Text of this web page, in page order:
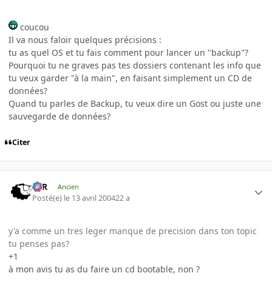
coucou
Il va nous faloir quelques précisions :
tu as quel OS et tu fais comment pour lancer un "backup"?
Pourquoi tu ne graves pas tes dossiers contenant les info que
tu veux garder "à la main", en faisant simplement un CD de
données?
Quand tu parles de Backup, tu veux dire un Gost ou juste une
sauvegarde de données?
Citer
KzR Ancien
Posté(e) le 13 avril 200422 a
y'a comme un tres leger manque de precision dans ton topic
tu penses pas?
+1
à mon avis tu as du faire un cd bootable, non ?